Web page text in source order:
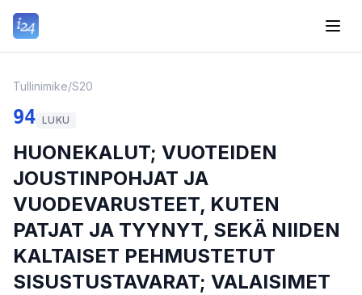
Tullinimike/S20
94 LUKU
HUONEKALUT; VUOTEIDEN
JOUSTINPOHJAT JA
VUODEVARUSTEET, KUTEN
PATJAT JA TYYNYT, SEKÄ NIIDEN
KALTAISET PEHMUSTETUT
SISUSTUSTAVARAT; VALAISIMET